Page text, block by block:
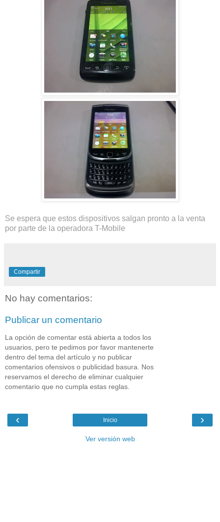
Se espera que estos dispositivos salgan pronto a la venta
por parte de la operadora T-Mobile
Compartir
No hay comentarios:
Publicar un comentario
La opción de comentar está abierta a todos los
usuarios, pero te pedimos por favor mantenerte
dentro del tema del artículo y no publicar
comentarios ofensivos o publicidad basura. Nos
reservamos el derecho de eliminar cualquier
comentario que no cumpla estas reglas.
‹ ›
Inicio
Ver versión web